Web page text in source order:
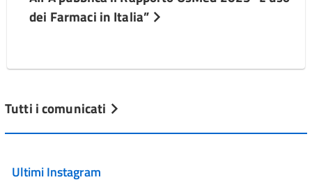
dei Farmaci in Italia”
Tutti i comunicati
Ultimi Instagram